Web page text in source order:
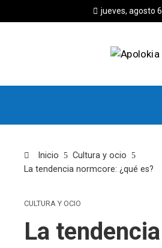
jueves, agosto 6
Inicio
Cultura y ocio
La tendencia normcore: ¿qué es?
CULTURA Y OCIO
La tendencia